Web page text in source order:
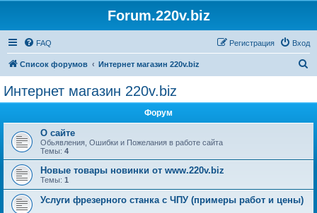
Forum.220v.biz
FAQ Вход
Регистрация
Список форумов Интернет магазин 220v.biz
Интернет магазин 220v.biz
Форум
О сайте
Обьявления, Ошибки и Пожелания в работе сайта
Темы: 4
Новые товары новинки от www.220v.biz
Темы: 1
Услуги фрезерного станка с ЧПУ (примеры работ и цены)